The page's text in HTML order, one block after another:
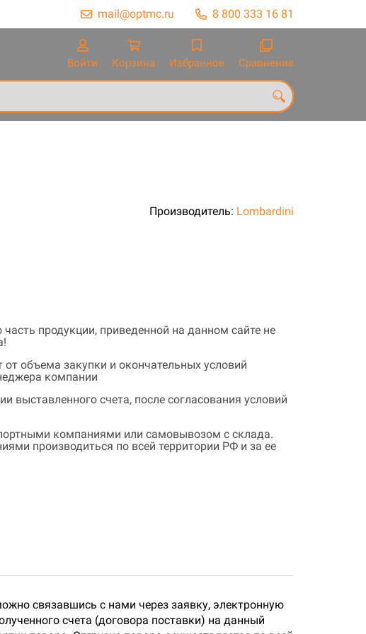
8 800 333 16 81
mail@optmc.ru
Войти Корзина Избранное Сравнение
Производитель: Lombardini
продукции, приведенной на данном сайте не
объема закупки и окончательных условий
компании
выставленного счета, после согласования условий
компаниями или самовывозом с склада.
производиться по всей территории РФ и за ее
связавшись с нами через заявку, электронную
счета (договора поставки) на данный